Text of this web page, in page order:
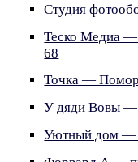
Студия
Теско Медиа
68
Точка —
У дяди Вовы —
Уютный дом —